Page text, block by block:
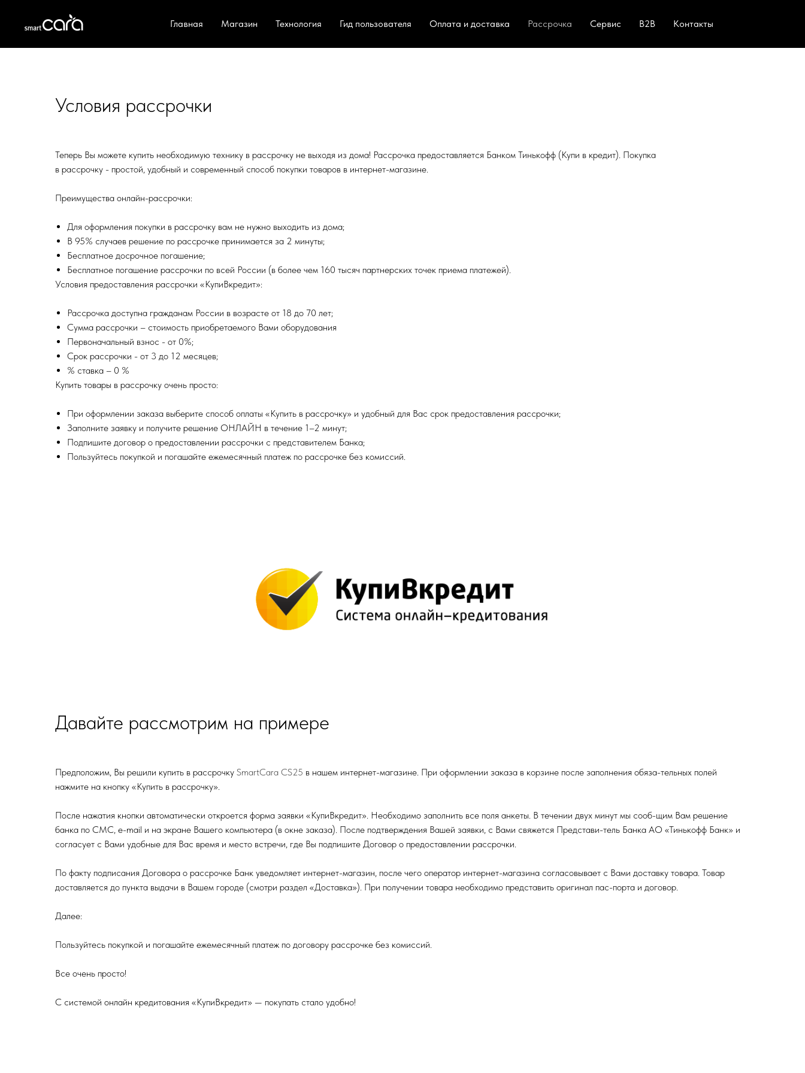
Главная Магазин Технология Гид пользователя Оплата и доставка Рассрочка Сервис B2B Контакты
Условия рассрочки
Теперь Вы можете купить необходимую технику в рассрочку не выходя из дома! Рассрочка предоставляется Банком Тинькофф (Купи в кредит). Покупка
в рассрочку - простой, удобный и современный способ покупки товаров в интернет-магазине.
Преимущества онлайн-рассрочки:
Для оформления покупки в рассрочку вам не нужно выходить из дома;
В 95% случаев решение по рассрочке принимается за 2 минуты;
Бесплатное досрочное погашение;
Бесплатное погашение рассрочки по всей России (в более чем 160 тысяч партнерских точек приема платежей).
Условия предоставления рассрочки «КупиВкредит»:
Рассрочка доступна гражданам России в возрасте от 18 до 70 лет;
Сумма рассрочки – стоимость приобретаемого Вами оборудования
Первоначальный взнос - от 0%;
Срок рассрочки - от 3 до 12 месяцев;
% ставка – 0 %
Купить товары в рассрочку очень просто:
При оформлении заказа выберите способ оплаты «Купить в рассрочку» и удобный для Вас срок предоставления рассрочки;
Заполните заявку и получите решение ОНЛАЙН в течение 1–2 минут;
Подпишите договор о предоставлении рассрочки с представителем Банка;
Пользуйтесь покупкой и погашайте ежемесячный платеж по рассрочке без комиссий.
Давайте рассмотрим на примере
Предположим, Вы решили купить в рассрочку SmartCara CS25 в нашем интернет-магазине. При оформлении заказа в корзине после заполнения обяза-тельных полей
нажмите на кнопку «Купить в рассрочку».
После нажатия кнопки автоматически откроется форма заявки «КупиВкредит». Необходимо заполнить все поля анкеты. В течении двух минут мы сооб-щим Вам решение
банка по СМС, e-mail и на экране Вашего компьютера (в окне заказа). После подтверждения Вашей заявки, с Вами свяжется Представи-тель Банка АО «Тинькофф Банк» и
согласует с Вами удобные для Вас время и место встречи, где Вы подпишите Договор о предоставлении рассрочки.
По факту подписания Договора о рассрочке Банк уведомляет интернет-магазин, после чего оператор интернет-магазина согласовывает с Вами доставку товара. Товар
доставляется до пункта выдачи в Вашем городе (смотри раздел «Доставка»). При получении товара необходимо представить оригинал пас-порта и договор.
Далее:
Пользуйтесь покупкой и погашайте ежемесячный платеж по договору рассрочке без комиссий.
Все очень просто!
С системой онлайн кредитования «КупиВкредит» — покупать стало удобно!